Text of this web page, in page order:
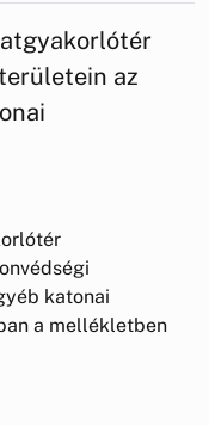
az
katonai
a mellékletben